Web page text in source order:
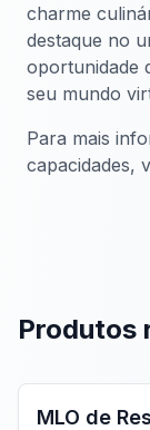
charme
destaque no
oportunidade
seu mundo
Para mais
capacidades,
Produtos
MLO de